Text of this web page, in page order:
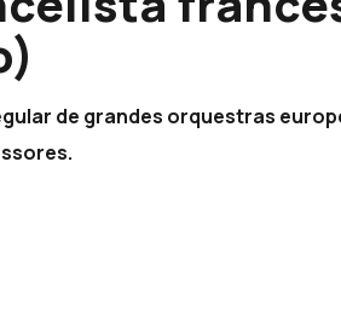
de grandes orquestras